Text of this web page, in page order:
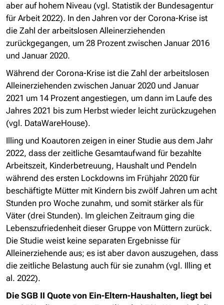
aber auf hohem Niveau (vgl. Statistik der Bundesagentur
für Arbeit 2022). In den Jahren vor der Corona-Krise ist
die Zahl der arbeitslosen Alleinerziehenden
zurückgegangen, um 28 Prozent zwischen Januar 2016
und Januar 2020.
Während der Corona-Krise ist die Zahl der arbeitslosen
Alleinerziehenden zwischen Januar 2020 und Januar
2021 um 14 Prozent angestiegen, um dann im Laufe des
Jahres 2021 bis zum Herbst wieder leicht zurückzugehen
(vgl. DataWareHouse).
Illing und Koautoren zeigen in einer Studie aus dem Jahr
2022, dass der zeitliche Gesamtaufwand für bezahlte
Arbeitszeit, Kinderbetreuung, Haushalt und Pendeln
während des ersten Lockdowns im Frühjahr 2020 für
beschäftigte Mütter mit Kindern bis zwölf Jahren um acht
Stunden pro Woche zunahm, und somit stärker als für
Väter (drei Stunden). Im gleichen Zeitraum ging die
Lebenszufriedenheit dieser Gruppe von Müttern zurück.
Die Studie weist keine separaten Ergebnisse für
Alleinerziehende aus; es ist aber davon auszugehen, dass
die zeitliche Belastung auch für sie zunahm (vgl. Illing et
al. 2022).
Die SGB II Quote von Ein-Eltern-Haushalten, liegt bei